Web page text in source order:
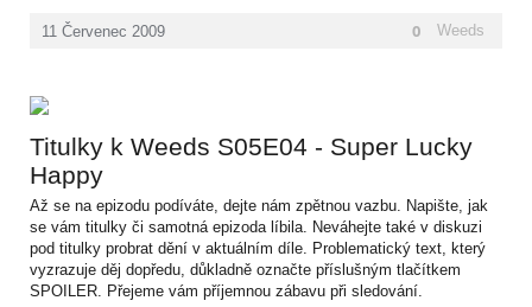
11 Červenec 2009 0 Weeds
Titulky k Weeds S05E04 - Super Lucky
Happy
Až se na epizodu podíváte, dejte nám zpětnou vazbu. Napište, jak
se vám titulky či samotná epizoda líbila. Neváhejte také v diskuzi
pod titulky probrat dění v aktuálním díle. Problematický text, který
vyzrazuje děj dopředu, důkladně označte příslušným tlačítkem
SPOILER. Přejeme vám příjemnou zábavu při sledování.